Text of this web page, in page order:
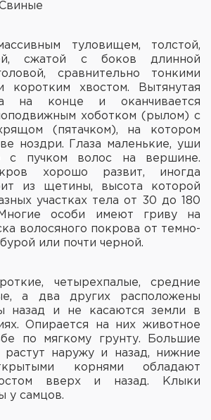
Свиные
туловищем, толстой,
сжатой с боков длинной
сравнительно тонкими
коротким хвостом. Вытянутая
на конце и оканчивается
хоботком (рылом) с
(пятачком), на котором
ноздри. Глаза маленькие, уши
с пучком волос на вершине.
хорошо развит, иногда
из щетины, высота которой
участках тела от 30 до 180
особи имеют гриву на
волосяного покрова от темно-
или почти черной.
четырехпалые, средние
а два других расположены
назад и не касаются земли в
Опирается на них животное
по мягкому грунту. Большие
наружу и назад, нижние
корнями обладают
вверх и назад. Клыки
у самцов.